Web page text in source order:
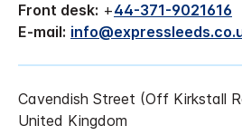
Front desk: +44-371-9021616
E-mail:
Cavendish Street (Off Kirkstall
United Kingdom